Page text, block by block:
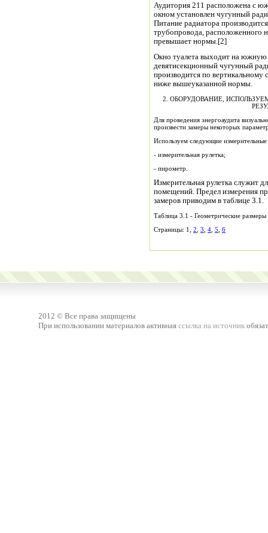
Аудитория 211 расположена с
окном установлен чугунный
Питание радиатора
трубопровода, расположенного
превышает нормы.[2]
Окно туалета выходит на
девятисекционный чугунный
производится по
ниже вышеуказанной нормы.
2. ОБОРУДОВАНИЕ,
Для проведения энергоаудита
произвести замеры некоторых
Используем следующие
- измерительная рулетка;
- пирометр.
Измерительная рулетка служит
помещений. Предел измерения
замеров приводим в таблице 3.1.
Таблица 3.1 - Геометрические
Страницы: 1, 2 3 4 5 6
2012 © Все права защищены
При использовании материалов активная ссылка на источник